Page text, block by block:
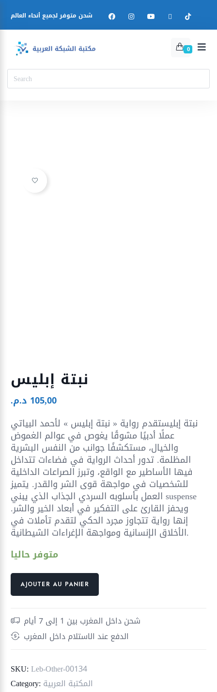
شحن متوفر لجميع أنحاء العالم
0
نبتة إبليس
105,00 د.م.
نبتة إبليستقدم رواية « نبتة إبليس » لأحمد البياتي
عملًا أدبيًا مشوقًا يغوص في عوالم الغموض
والخيال، مستكشفًا جوانب من النفس البشرية
المظلمة. تدور أحداث الرواية في فضاءات تتداخل
فيها الأساطير مع الواقع، وتبرز الصراعات الداخلية
للشخصيات في مواجهة قوى الشر والقدر. يتميز
العمل بأسلوبه السردي الجذاب الذي يبني suspense
ويحفز القارئ على التفكير في أبعاد الخير والشر.
إنها رواية تتجاوز مجرد الحكي لتقدم تأملات في
الأخلاق الإنسانية ومواجهة الإغراءات الشيطانية.
متوفر حاليا
quantité
de
إبليس
AJOUTER AU PANIER
شحن داخل المغرب بين 1 إلى 7 أيام
الدفع عند الاستلام داخل المغرب
SKU: Leb-Other-00134
Category: المكتبة العربية